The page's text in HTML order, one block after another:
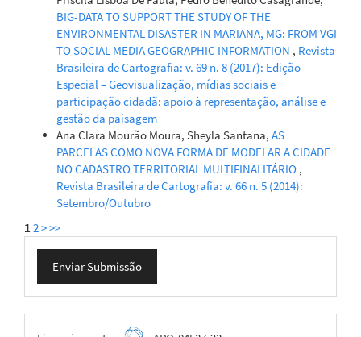
BIG-DATA TO SUPPORT THE STUDY OF THE
ENVIRONMENTAL DISASTER IN MARIANA, MG: FROM VGI
TO SOCIAL MEDIA GEOGRAPHIC INFORMATION , Revista
Brasileira de Cartografia: v. 69 n. 8 (2017): Edição
Especial – Geovisualização, mídias sociais e
participação cidadã: apoio à representação, análise e
gestão da paisagem
Ana Clara Mourão Moura, Sheyla Santana, AS
PARCELAS COMO NOVA FORMA DE MODELAR A CIDADE
NO CADASTRO TERRITORIAL MULTIFINALITÁRIO ,
Revista Brasileira de Cartografia: v. 66 n. 5 (2014):
Setembro/Outubro
1 2>>>
Enviar
Submissão
Enviar Submissão